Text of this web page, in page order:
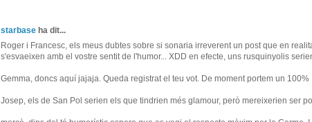
starbase ha dit...
Roger i Francesc, els meus dubtes sobre si sonaria irreverent un post que en
s'esvaeixen amb el vostre sentit de l'humor... XDD en efecte, uns rusquinyolis
Gemma, doncs aquí jajaja. Queda registrat el teu vot. De moment portem un 100%
Josep, els de San Pol serien els que tindrien més glamour, però mereixerien ser